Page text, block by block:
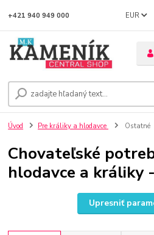
EUR
+421 940 949 000
Úvod Pre králiky a hlodavce Ostatné
Chovateľské
hlodavce a králiky
Upresniť